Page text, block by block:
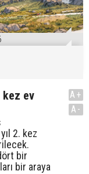
kez ev
2. kez
bir
bir araya
A+
A-